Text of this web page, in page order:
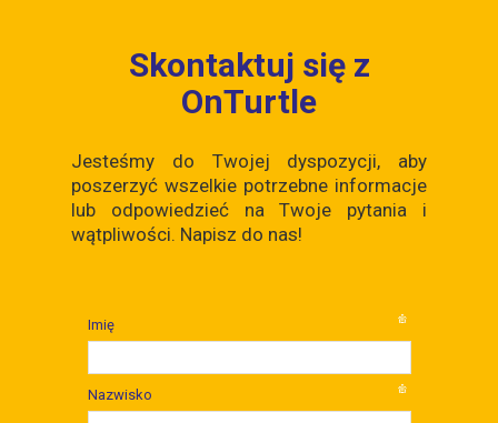
Skontaktuj się z
OnTurtle
Jesteśmy do Twojej dyspozycji, aby
poszerzyć wszelkie potrzebne informacje
lub odpowiedzieć na Twoje pytania i
wątpliwości. Napisz do nas!